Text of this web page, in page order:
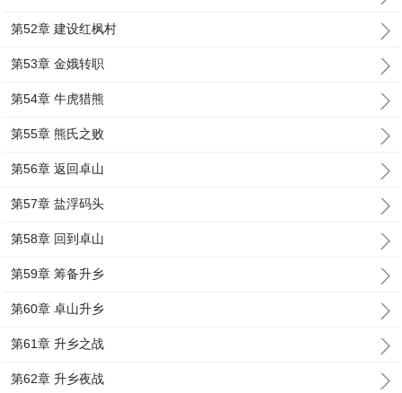
第52章 建设红枫村
第53章 金娥转职
第54章 牛虎猎熊
第55章 熊氏之败
第56章 返回卓山
第57章 盐浮码头
第58章 回到卓山
第59章 筹备升乡
第60章 卓山升乡
第61章 升乡之战
第62章 升乡夜战